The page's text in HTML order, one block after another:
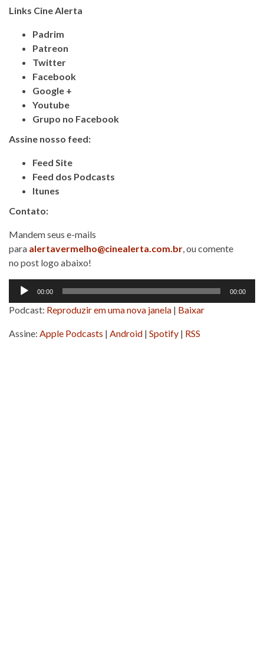
Links Cine Alerta
Padrim
Patreon
Twitter
Facebook
Google +
Youtube
Grupo no Facebook
Assine nosso feed:
Feed Site
Feed dos Podcasts
Itunes
Contato:
Mandem seus e-mails
para alertavermelho@cinealerta.com.br , ou comente
no post logo abaixo!
Tocador
áudio
00:00 00:00
Podcast: Reproduzir em uma nova janela | Baixar
Assine: Apple Podcasts | Android | Spotify | RSS